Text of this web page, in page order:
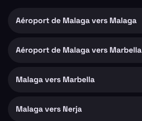
Aéroport de Malaga vers Malaga
Aéroport de Malaga vers Marbella
Malaga vers Marbella
Malaga vers Nerja